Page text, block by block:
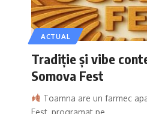
ACTUAL
Tradiție și vibe
Somova Fest
Toamna are un farmec
Fest, programat pe…